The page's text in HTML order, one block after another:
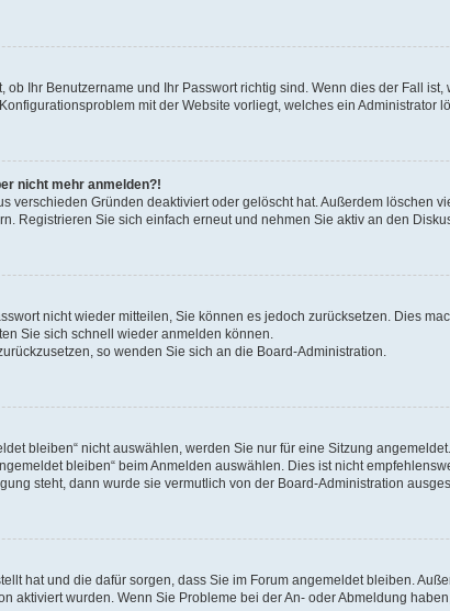
Ihr Benutzername und Ihr Passwort richtig sind. Wenn dies der Fall
mit der Website vorliegt, welches ein Administrator
nicht mehr anmelden?!
verschieden Gründen deaktiviert oder gelöscht hat. Außerdem löschen
Registrieren Sie sich einfach erneut und nehmen Sie aktiv an den
nicht wieder mitteilen, Sie können es jedoch zurücksetzen. Dies
Sie sich schnell wieder anmelden können.
so wenden Sie sich an die Board-Administration.
bleiben“ nicht auswählen, werden Sie nur für eine Sitzung
bleiben“ beim Anmelden auswählen. Dies ist nicht
steht, dann wurde sie vermutlich von der Board-Administration
hat und die dafür sorgen, dass Sie im Forum angemeldet bleiben.
aktiviert wurden. Wenn Sie Probleme bei der An- oder Abmeldung